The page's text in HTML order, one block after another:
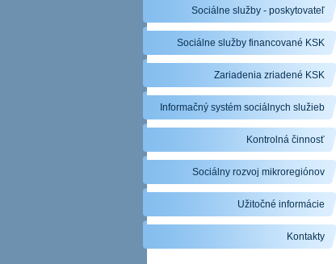
Sociálne služby - poskytovateľ
Sociálne služby financované KSK
Zariadenia zriadené KSK
Informačný systém sociálnych služieb
Kontrolná činnosť
Sociálny rozvoj mikroregiónov
Užitočné informácie
Kontakty